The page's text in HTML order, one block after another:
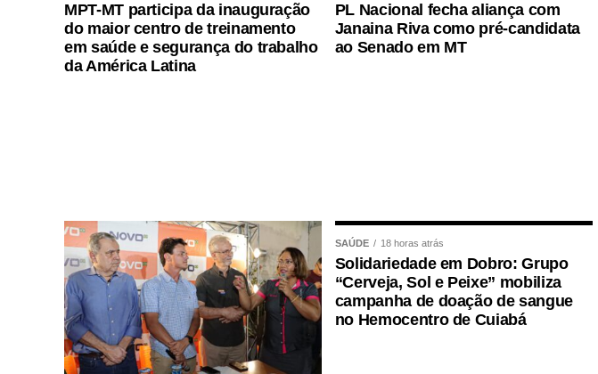
WhatsApp
Facebook
Twitter
Messenger
LinkedIn
Share
MPT-MT participa da inauguração
do maior centro de treinamento
em saúde e segurança do trabalho
da América Latina
PL Nacional fecha aliança com
Janaina Riva como pré-candidata
ao Senado em MT
SAÚDE 18 horas atrás
Solidariedade em Dobro: Grupo
“Cerveja, Sol e Peixe” mobiliza
campanha de doação de sangue
no Hemocentro de Cuiabá